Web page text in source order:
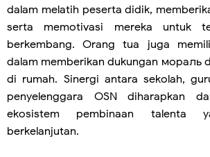
dalam melatih peserta didik,
serta memotivasi mereka untuk
berkembang. Orang tua juga
dalam memberikan dukungan мораль
di rumah. Sinergi antara sekolah,
penyelenggara OSN diharapkan
ekosistem pembinaan talenta
berkelanjutan.